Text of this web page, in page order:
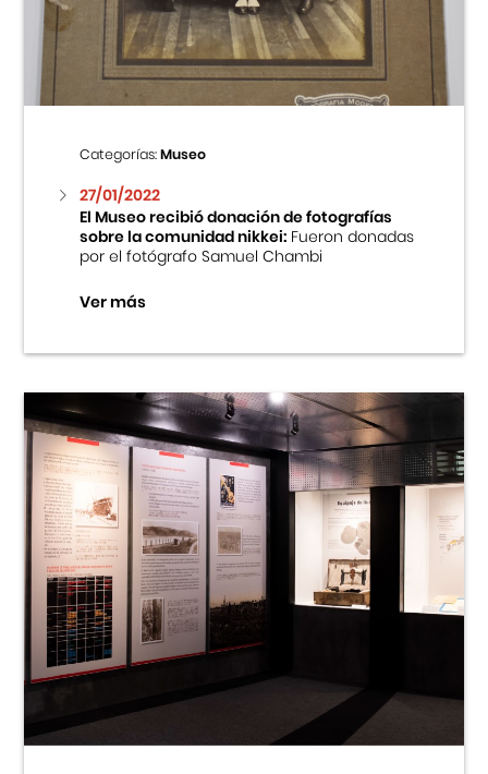
Centro Cultural Peruano Japonés
Museo de la Inmigración Japonesa
Fondo Editorial
Teatro Peruano Japonés
Categorías:Museo
27/01/2022
El Museo recibió donación de fotografías
sobre la comunidad nikkei:Fueron donadas
por el fotógrafo Samuel Chambi
Ver más